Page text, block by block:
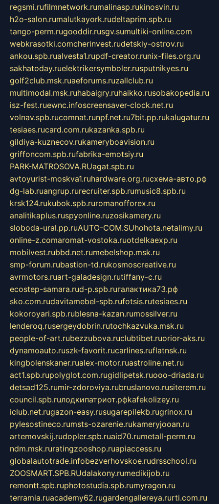
regsmi.rufilmnetwork.rumalinasp.rukinosvin.ru
h2o-salon.rumalutkayork.rudeltaprim.spb.ru
tango-perm.rugooddir.rusgv.sumultiki-online.com
webkrasotki.comcherinvest.rudetskiy-ostrov.ru
ankou.spb.rualvesta1.rupdf-creator.runix-files.org.ru
sakhatoday.ruelektrikersymboler.rusputnikyes.ru
golf2club.msk.ruaeforums.ruzallclub.ru
multimodal.msk.ruhabaigry.ruhaikko.rusobakopedia.ru
isz-fest.ruewnc.infoscreensaver-clock.net.ru
volnav.spb.rucomnat.runpf.net.ru7bit.pp.rukalugatur.ru
tesiaes.rucard.com.rukazanka.spb.ru
gildiya-kuznecov.rukameryboavision.ru
griffoncom.spb.rufabrika-emotsiy.ru
PARK-MATROSOVA.RUagat.spb.ru
avtoyurist-moskva1.ruhardware.org.ruсхема-авто.рф
dg-lab.ruangrup.rurecruiter.spb.rumusic8.spb.ru
krsk124.rukubok.spb.ruromanofforex.ru
analitikaplus.ruspyonline.ruzosikamery.ru
sloboda-ural.pp.ruAUTO-COM.SUhohota.netalimy.ru
online-z.comaromat-vostoka.ruotdelkaexp.ru
mobilvest.rubbd.net.rumebelshop.msk.ru
smp-forum.rubastion-td.rukosmoscreative.ru
avrmotors.ruart-galadesign.rutiffany-c.ru
ecostep-samara.rud-p.spb.ruгалактика73.рф
sko.com.rudavitamebel-spb.rufotsis.rutesiaes.ru
kokoroyari.spb.rublesna-kazan.rumossilver.ru
lenderoq.rusergeydobrin.rutochkazvuka.msk.ru
people-of-art.rubezzubova.ruclubtibet.ruorior-aks.ru
dynamoauto.ruszk-favorit.rucarlines.ruflatnsk.ru
kingbolenskaner.rualex-motor.ruastroline.net.ru
act1.spb.rupolyglot.com.rugidlipetsk.ruooo-driada.ru
detsad125.rumir-zdoroviya.rubruslanovo.rusiterem.ru
council.spb.ruлодкипатриот.рфkafekolizey.ru
iclub.net.rugazon-easy.rusugarepilekb.rugrinox.ru
pylesostineco.rumsts-ozarenie.rukameryjooan.ru
artemovskij.rudopler.spb.ruaid70.rumetall-perm.ru
ndm.msk.ruratingzooshop.ruapiaccess.ru
globalautotrade.infobezverhovskoe.rudrsschool.ru
ZOOSMART.SPB.RUdalakony.rumedikijob.ru
remontt.spb.ruphotostudia.spb.rumyragon.ru
terramia.ruacademy62.rugardengallereya.rurti.com.ru